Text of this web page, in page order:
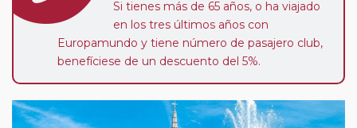
Si tienes más de 65 años, o ha viajado
en los tres últimos años con
Europamundo y tiene número de pasajero club,
benefíciese de un descuento del 5%.